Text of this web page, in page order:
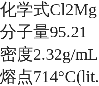
化学式Cl2Mg
分子量95.21
密度2.32g/
熔点